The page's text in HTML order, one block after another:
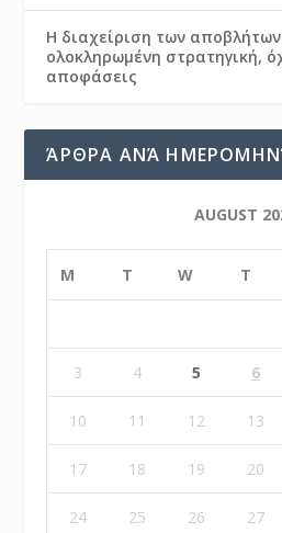
Η διαχείριση των
ολοκληρωμένη στρατηγική,
αποφάσεις
ΆΡΘΡΑ ΑΝΆ
AUGUST
M T W T
3 4 5 6
10 11 12 13
17 18 19 20
24 25 26 27